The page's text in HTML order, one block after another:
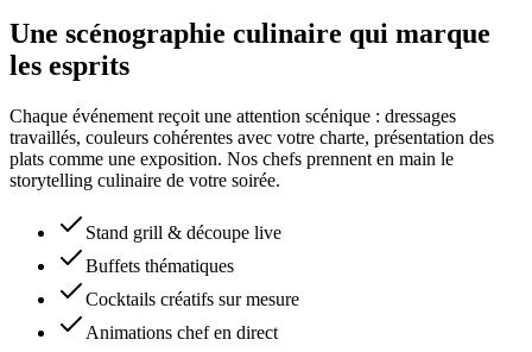
Une scénographie culinaire qui marque
les esprits
Chaque événement reçoit une attention scénique : dressages
travaillés, couleurs cohérentes avec votre charte, présentation des
plats comme une exposition. Nos chefs prennent en main le
storytelling culinaire de votre soirée.
Stand grill & découpe live
Buffets thématiques
Cocktails créatifs sur mesure
Animations chef en direct